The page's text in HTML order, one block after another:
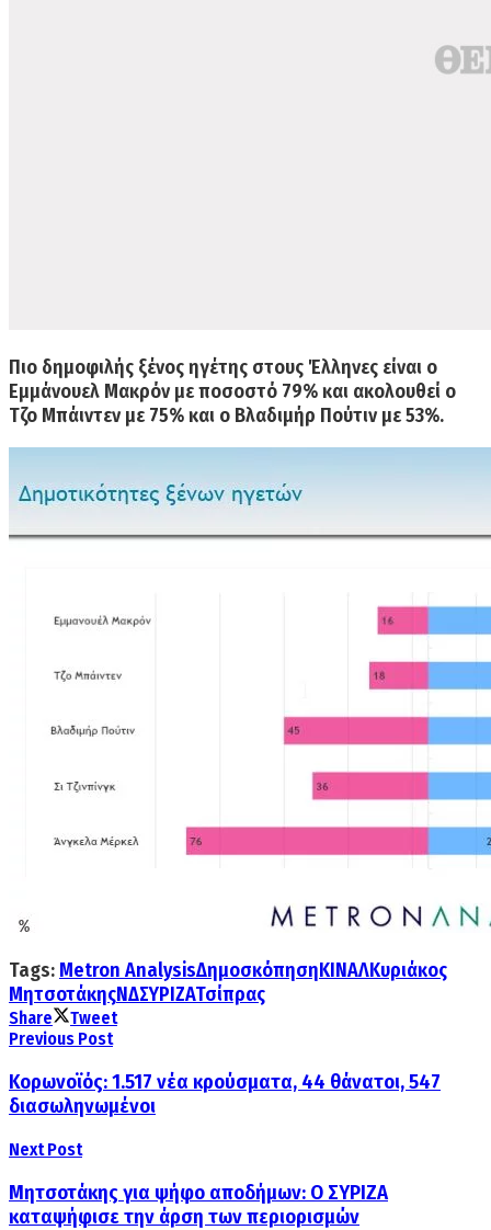
Πιο δημοφιλής ξένος ηγέτης στους Έλληνες είναι ο
Εμμάνουελ Μακρόν με ποσοστό 79%και ακολουθεί ο
Τζο Μπάιντεν με 75% και ο Βλαδιμήρ Πούτιν με 53%.
Tags: Metron AnalysisΔημοσκόπησηΚΙΝΑΛΚυριάκος
ΜητσοτάκηςΝΔΣΥΡΙΖΑΤσίπρας
Share
Tweet
Previous Post
Κορωνοϊός: 1.517 νέα κρούσματα, 44 θάνατοι, 547
διασωληνωμένοι
Next Post
Μητσοτάκης για ψήφο αποδήμων: Ο ΣΥΡΙΖΑ
καταψήφισε την άρση των περιορισμών